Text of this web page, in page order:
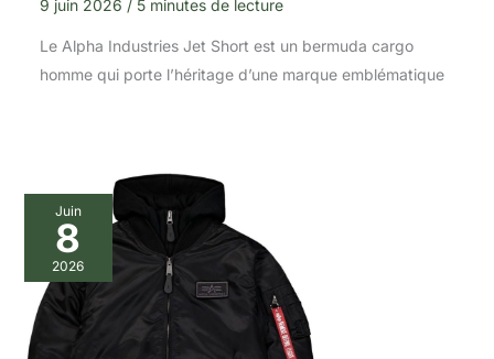
9 juin 2026 / 5 minutes de lecture
Le Alpha Industries Jet Short est un bermuda cargo
homme qui porte l’héritage d’une marque emblématique
Juin
8
2026